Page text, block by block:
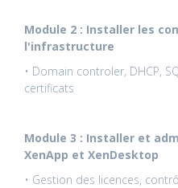
Module 2 : Installer les
l'infrastructure
• Domain controler, DHCP,
certificats
Module 3 : Installer et
XenApp et XenDesktop
• Gestion des licences,